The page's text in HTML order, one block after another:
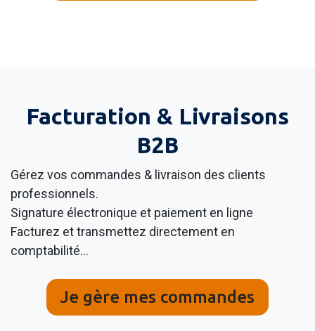
Facturation & Livraisons
B2B
Gérez vos commandes & livraison des clients
professionnels.
Signature électronique et paiement en ligne
Facturez et transmettez directement en
comptabilité…
Je gère mes commandes